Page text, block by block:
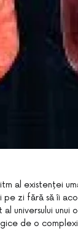
al existenței
zi fără să îi
universului unui
de o